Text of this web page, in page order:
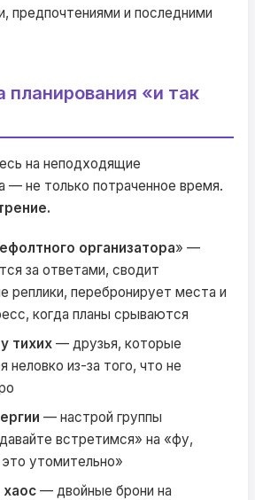
предпочтениями и последними
планирования «и так
на неподходящие
— не только потраченное время.
организатора» —
за ответами, сводит
реплики, перебронирует места и
когда планы срываются
тихих — друзья, которые
неловко из-за того, что не
— настрой группы
встретимся» на «фу,
утомительно»
хаос — двойные брони на